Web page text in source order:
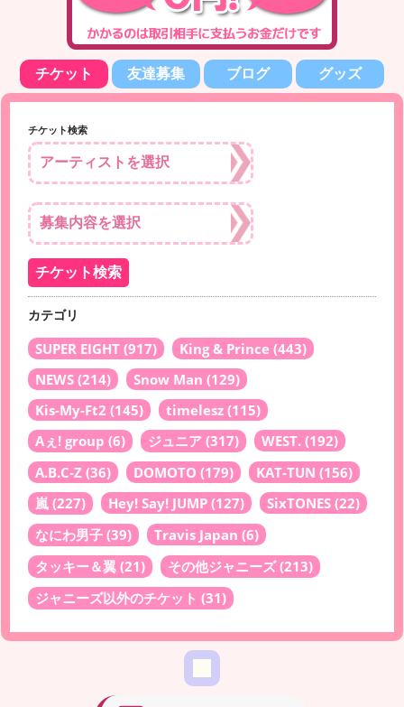
チケット 友達募集 ブログ グッズ
チケット検索
カテゴリ
SUPER EIGHT (917) King & Prince (443)
NEWS (214) Snow Man (129)
Kis-My-Ft2 (145) timelesz (115)
Aぇ! group (6) ジュニア (317) WEST. (192)
A.B.C-Z (36) DOMOTO (179) KAT-TUN (156)
嵐 (227) Hey! Say! JUMP (127) SixTONES (22)
なにわ男子 (39) Travis Japan (6)
タッキー＆翼 (21) その他ジャニーズ(213)
ジャニーズ以外のチケット (31)